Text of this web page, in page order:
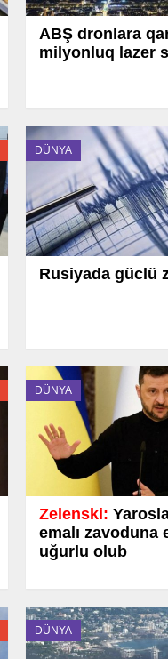
ABŞ dronlara
milyonluq lazer
DÜNYA
Rusiyada güclü
DÜNYA
Zelenski:
emalı zavoduna
uğurlu olub
DÜNYA